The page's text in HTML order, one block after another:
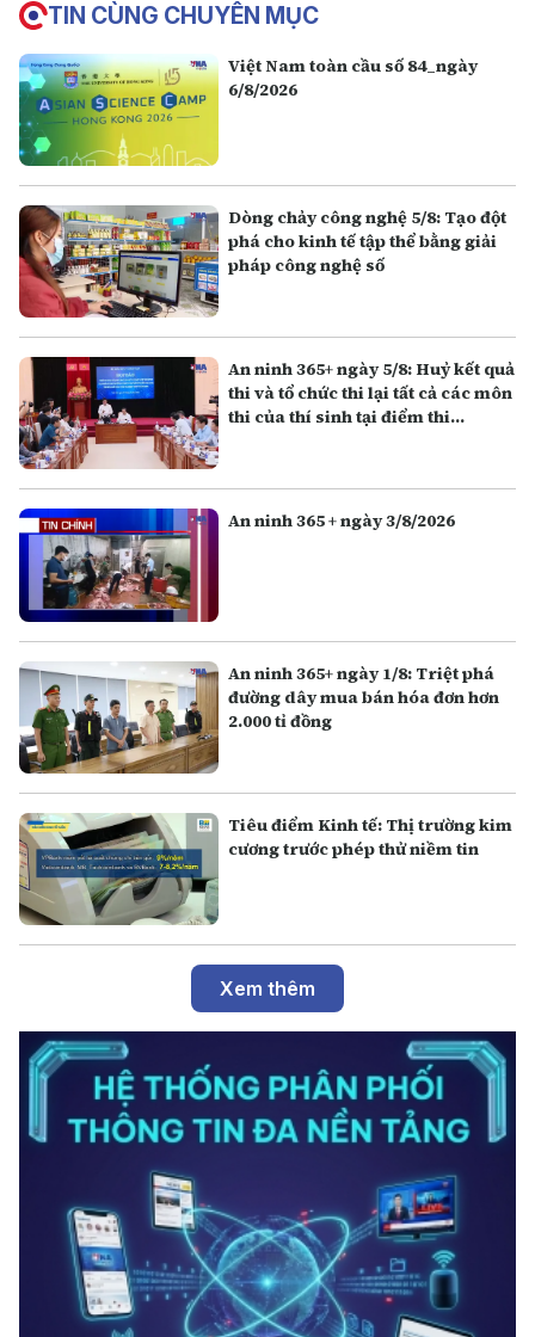
TIN CÙNG CHUYÊN MỤC
Việt Nam toàn cầu số 84_ngày
6/8/2026
Dòng chảy công nghệ 5/8: Tạo đột
phá cho kinh tế tập thể bằng giải
pháp công nghệ số
An ninh 365+ ngày 5/8: Huỷ kết quả
thi và tổ chức thi lại tất cả các môn
thi của thí sinh tại điểm thi
An ninh 365 + ngày 3/8/2026
An ninh 365+ ngày 1/8: Triệt phá
đường dây mua bán hóa đơn hơn
2.000 tỉ đồng
Tiêu điểm Kinh tế: Thị trường kim
cương trước phép thử niềm tin
Xem thêm